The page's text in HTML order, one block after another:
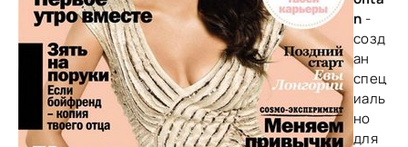
n -
созд
ан
спец
иаль
но
для